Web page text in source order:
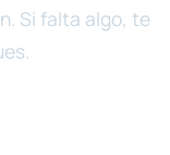
Si falta algo, te